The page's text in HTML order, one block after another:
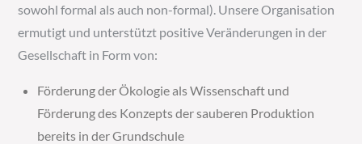
sowohl formal als auch non-formal). Unsere Organisation
ermutigt und unterstützt positive Veränderungen in der
Gesellschaft in Form von:
Förderung der Ökologie als Wissenschaft und
Förderung des Konzepts der sauberen Produktion
bereits in der Grundschule